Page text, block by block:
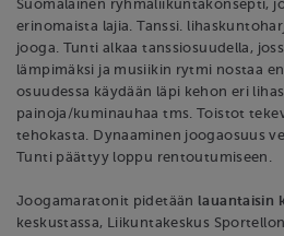
Suomalainen ryhmäliikuntakonsepti,
erinomaista lajia. Tanssi.
jooga. Tunti alkaa tanssiosuudella,
lämpimäksi ja musiikin rytmi nostaa
osuudessa käydään läpi kehon eri
painoja/kuminauhaa tms. Toistot
tehokasta. Dynaaminen joogaosuus
Tunti päättyy loppu rentoutumiseen.
Joogamaratonit pidetään lauantaisin
keskustassa, Liikuntakeskus